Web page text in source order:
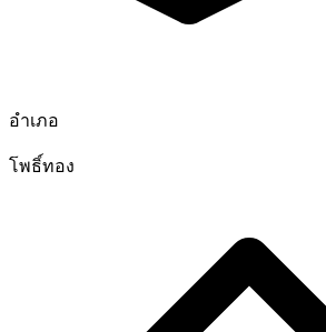
อำเภอ
โพธิ์ทอง